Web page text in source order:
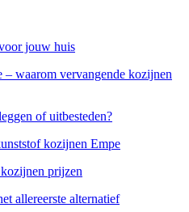
jouw huis
waarom vervangende kozijnen
of uitbesteden?
kozijnen Empe
prijzen
allereerste alternatief